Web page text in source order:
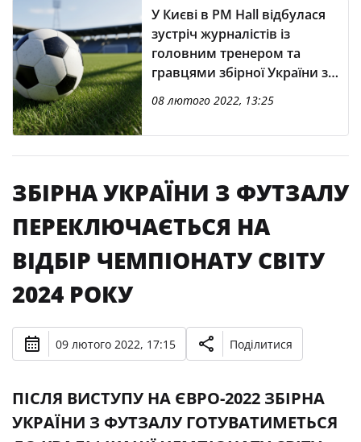
У Києві в PM Hall відбулася
зустріч журналістів із
головним тренером та
гравцями збірної України з
08 лютого 2022, 13:25
ЗБІРНА УКРАЇНИ З ФУТЗАЛУ
ПЕРЕКЛЮЧАЄТЬСЯ НА
ВІДБІР ЧЕМПІОНАТУ СВІТУ
2024 РОКУ
09 лютого 2022, 17:15 Поділитися
ПІСЛЯ ВИСТУПУ НА ЄВРО-2022 ЗБІРНА
УКРАЇНИ З ФУТЗАЛУ ГОТУВАТИМЕТЬСЯ